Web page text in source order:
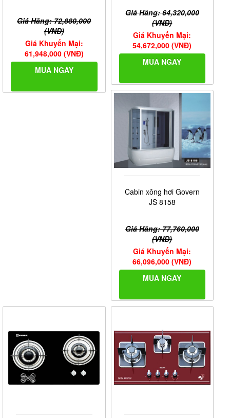
Giá Hãng: 72,880,000
(VNĐ)
Giá Khuyến Mại:
61,948,000 (VNĐ)
MUA NGAY
Giá Hãng: 64,320,000
(VNĐ)
Giá Khuyến Mại:
54,672,000 (VNĐ)
MUA NGAY
Cabin xông hơi Govern
JS 8158
Giá Hãng: 77,760,000
(VNĐ)
Giá Khuyến Mại:
66,096,000 (VNĐ)
MUA NGAY